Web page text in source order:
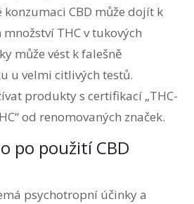
CBD může dojít k
THC v tukových
může vést k falešně
u velmi citlivých testů.
produkty s certifikací „THC-
od renomovaných značek.
po použití CBD
psychotropní účinky a